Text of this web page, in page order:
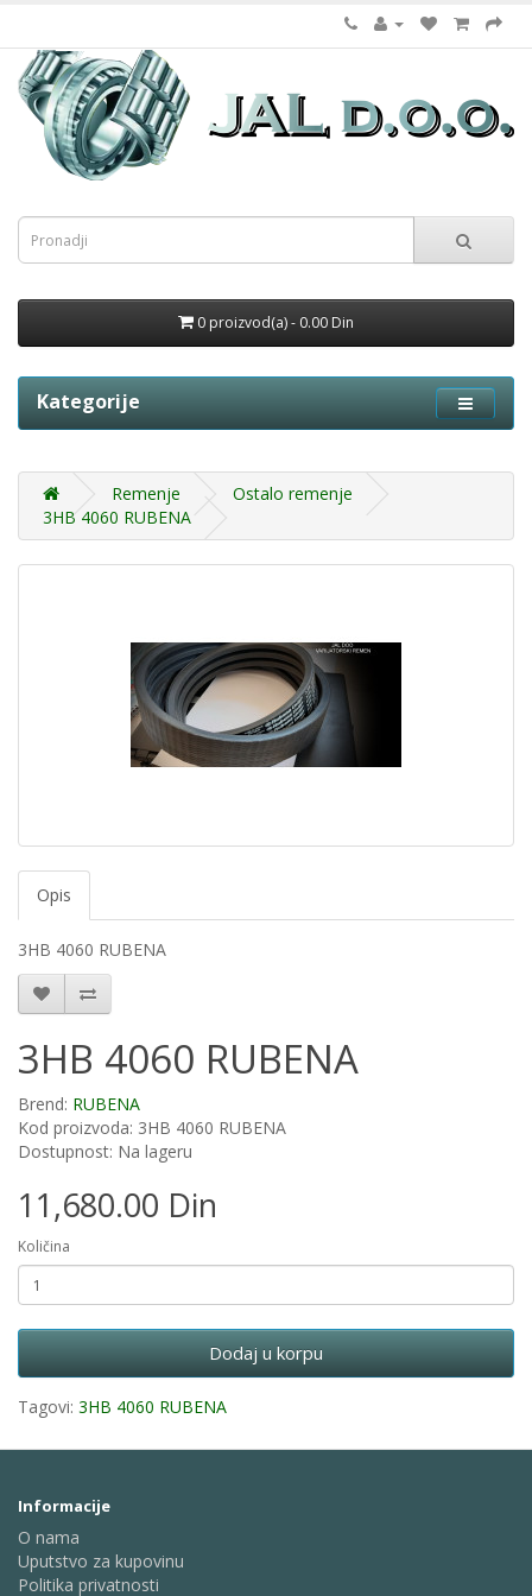
0 proizvod(a) - 0.00 Din
Kategorije
Remenje
Ostalo remenje
3HB 4060 RUBENA
Opis
3HB 4060 RUBENA
3HB 4060 RUBENA
Brend: RUBENA
Kod proizvoda: 3HB 4060 RUBENA
Dostupnost: Na lageru
11,680.00 Din
Količina
Dodaj u korpu
Tagovi: 3HB 4060 RUBENA
Informacije
O nama
Uputstvo za kupovinu
Politika privatnosti